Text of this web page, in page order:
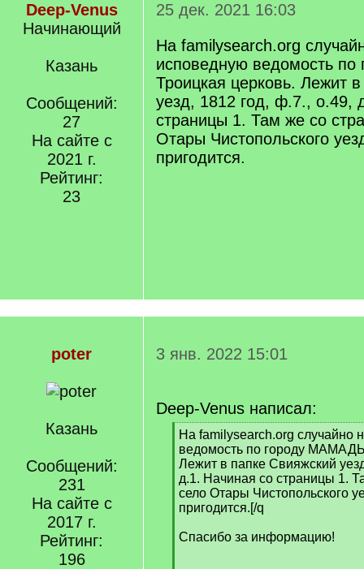
Deep-Venus
Начинающий
Казань
Сообщений:
27
На сайте с
2021 г.
Рейтинг:
23
25 дек. 2021 16:03
На familysearch.org
исповедную ведомость
Троицкая церковь. Лежит
уезд, 1812 год, ф.7., о.49,
страницы 1. Там же со
Отары Чистопольского
пригодится.
poter
Казань
Сообщений:
231
На сайте с
2017 г.
Рейтинг:
196
3 янв. 2022 15:01
Deep-Venus написал:
[
q
]
На familysearch.org случайно
ведомость по городу
Лежит в папке Свияжский
д.1. Начиная со страницы 1.
село Отары Чистопольского
пригодится.[/q
Спасибо за информацию!